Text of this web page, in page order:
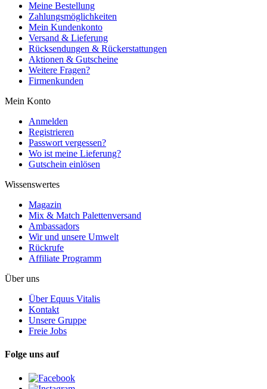
Meine Bestellung
Zahlungsmöglichkeiten
Mein Kundenkonto
Versand & Lieferung
Rücksendungen & Rückerstattungen
Aktionen & Gutscheine
Weitere Fragen?
Firmenkunden
Mein Konto
Anmelden
Registrieren
Passwort vergessen?
Wo ist meine Lieferung?
Gutschein einlösen
Wissenswertes
Magazin
Mix & Match Palettenversand
Ambassadors
Wir und unsere Umwelt
Rückrufe
Affiliate Programm
Über uns
Über Equus Vitalis
Kontakt
Unsere Gruppe
Freie Jobs
Folge uns auf